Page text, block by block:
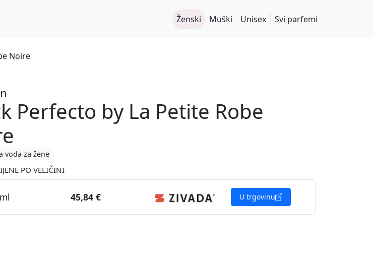
Ženski Muški Unisex Svi parfemi
Noire
Perfecto by La Petite Robe
voda za žene
PO VELIČINI
45,84 € U trgovinu